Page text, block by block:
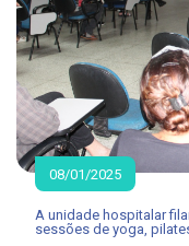
08/01/2025
A unidade hospitalar
sessões de yoga,